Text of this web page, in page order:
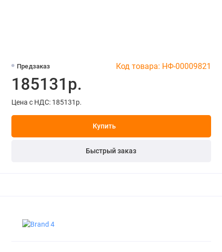
Предзаказ Код товара: НФ-00009821
185131р.
Цена с НДС: 185131р.
Купить
Быстрый заказ